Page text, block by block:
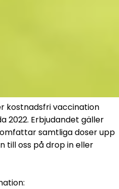
kostnadsfri vaccination
2022. Erbjudandet gäller
samtliga doser upp
till oss på drop in eller